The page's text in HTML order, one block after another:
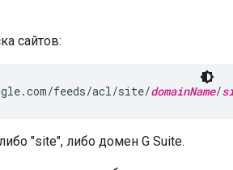
сайтов:
feeds/acl/site/domainName/
"site", либо домен G Suite.